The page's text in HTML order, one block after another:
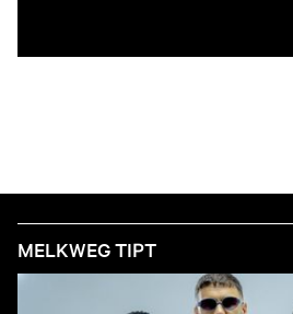
MELKWEG TIPT